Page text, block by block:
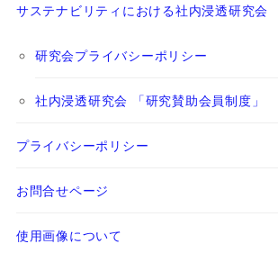
サステナビリティにおける社内浸透研究会
研究会プライバシーポリシー
社内浸透研究会 「研究賛助会員制度」
プライバシーポリシー
お問合せページ
使用画像について